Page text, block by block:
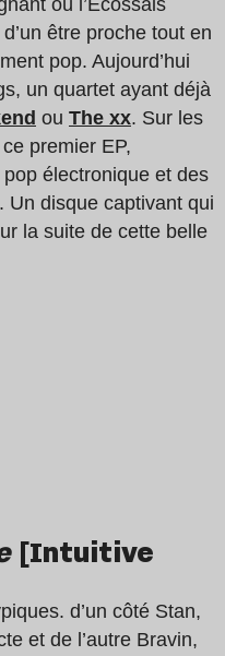
où l’Ecossais
être proche tout en
pop. Aujourd’hui
un quartet ayant déjà
ou The xx. Sur les
premier EP,
pop électronique et des
Un disque captivant qui
la suite de cette belle
[Intuitive
d’un côté Stan,
et de l’autre Bravin,